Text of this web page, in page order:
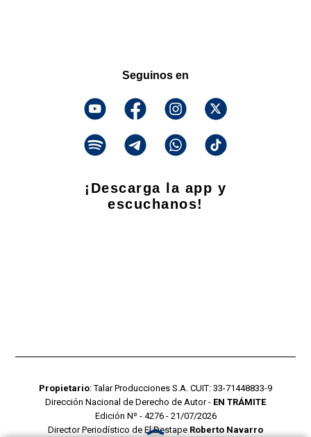
Seguinos en
¡Descarga la app y
escuchanos!
Propietario: Talar Producciones S.A. CUIT: 33-71448833-9
Dirección Nacional de Derecho de Autor - EN TRÁMITE
Edición Nº - 4276 - 21/07/2026
Director Periodístico de El Destape Roberto Navarro